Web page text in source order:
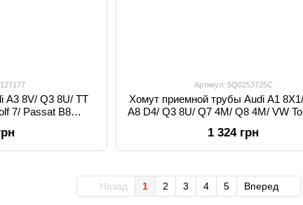
A3 8V/ Q3 8U/ TT
7/ Passat B8
Артикул: 5Q0253725C
Хомут приемной трубы Audi A1
A8 D4/ Q3 8U/ Q7 4M/ Q8 4M/ VW
1 324 грн
Назад 1 2 3 4 5 Вперед